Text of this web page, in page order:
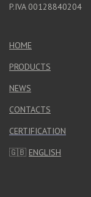
P.IVA 00128840204
HOME
PRODUCTS
NEWS
CONTACTS
CERTIFICATION
🇬🇧 ENGLISH